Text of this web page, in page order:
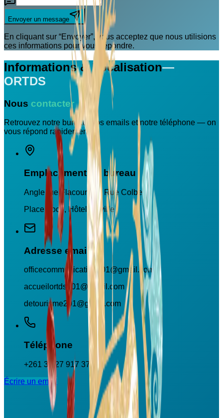
Envoyer un message
En cliquant sur “Envoyer”, vous acceptez que nous utilisions
ces informations pour vous répondre.
Informations & Localisation—
ORTDS
Nous contacter
Retrouvez notre bureau, nos emails et notre téléphone — on
vous répond rapidement.
Emplacement du bureau
Angle rue Flacourt, 03 Rue Colbert
Place Foch, Hôtel de ville
Adresse email
officecommunication201@gmail.com
accueilortds201@gmail.com
detourisme201@gmail.com
Téléphone
+261 37 27 917 37
Écrire un email